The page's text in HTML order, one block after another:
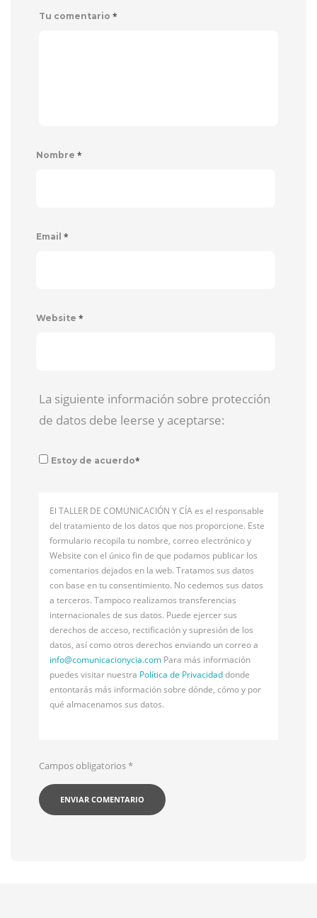
Tu comentario *
Nombre *
Email *
Website *
La siguiente información sobre protección
de datos debe leerse y aceptarse:
Estoy de acuerdo*
El TALLER DE COMUNICACIÓN Y CÍA es el responsable
del tratamiento de los datos que nos proporcione. Este
formulario recopila tu nombre, correo electrónico y
Website con el único fin de que podamos publicar los
comentarios dejados en la web. Tratamos sus datos
con base en tu consentimiento. No cedemos sus datos
a terceros. Tampoco realizamos transferencias
internacionales de sus datos. Puede ejercer sus
derechos de acceso, rectificación y supresión de los
datos, así como otros derechos enviando un correo a
info@comunicacionycia.com Para más información
puedes visitar nuestra Política de Privacidaddonde
entontarás más información sobre dónde, cómo y por
qué almacenamos sus datos.
Campos obligatorios*